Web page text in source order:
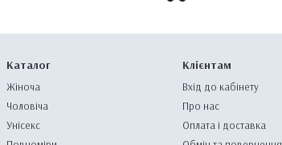
Каталог
Жіноча
Чоловіча
Унісекс
Клієнтам
Вхід до кабінету
Про нас
Оплата і доставка